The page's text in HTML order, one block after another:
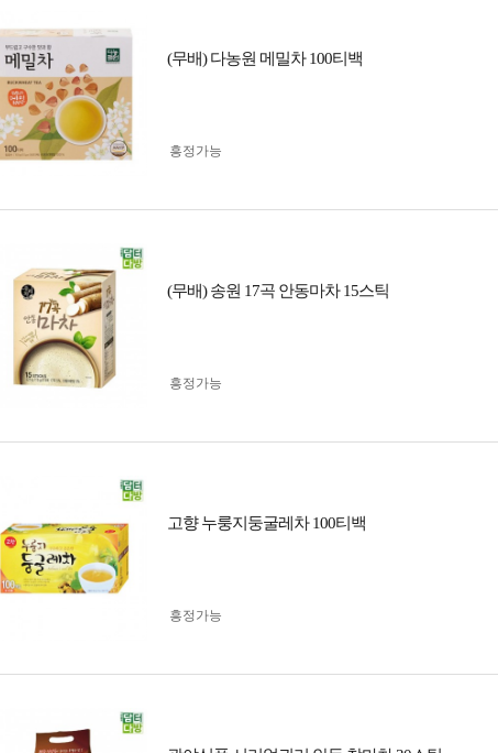
(무배) 다농원 메밀차 100티백
흥정가능
(무배) 송원 17곡 안동마차 15스틱
흥정가능
고향 누룽지둥굴레차 100티백
흥정가능